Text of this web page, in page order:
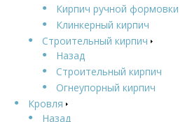
Кирпич ручной формовки
Клинкерный кирпич
Строительный кирпич
Назад
Строительный кирпич
Огнеупорный кирпич
Кровля
Назад